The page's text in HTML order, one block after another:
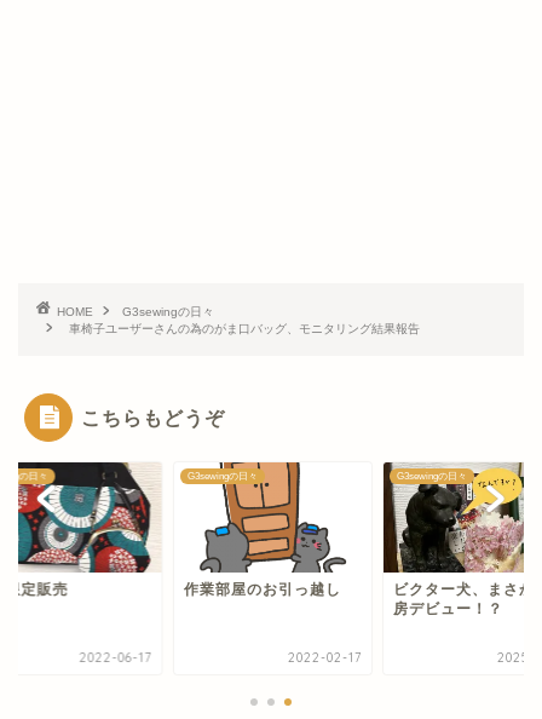
HOME
G3sewingの日々
車椅子ユーザーさんの為のがま口バッグ、モニタリング結果報告
こちらもどうぞ
の日々
限定販売
2022-06-17
G3sewingの日々
作業部屋のお引っ越し
2022-02-17
G3sewingの日々
ビクター犬、まさか
房デビュー！？
2025-